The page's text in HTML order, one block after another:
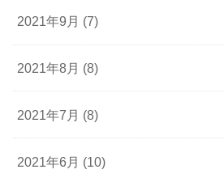
2021年9月 (7)
2021年8月 (8)
2021年7月 (8)
2021年6月 (10)